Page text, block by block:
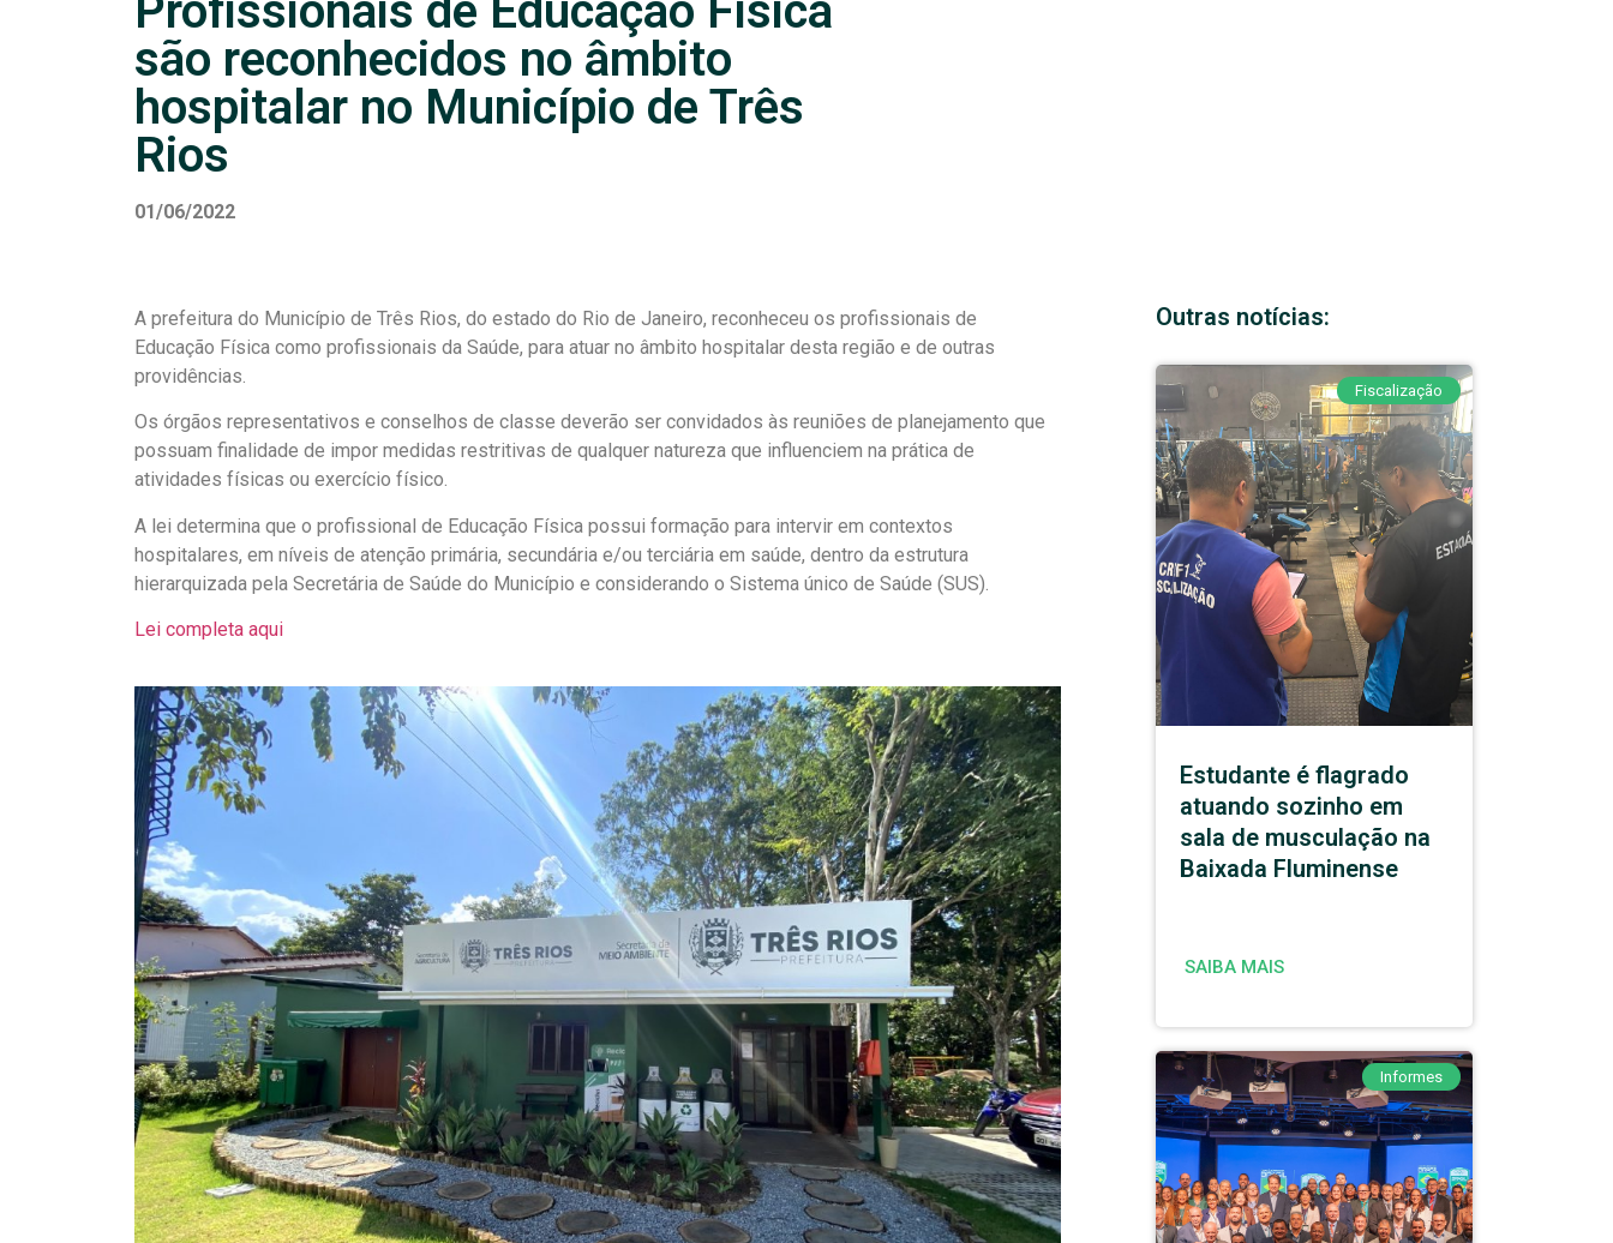
Profissionais de Educação Física
são reconhecidos no âmbito
hospitalar no Município de Três
Rios
01/06/2022
A prefeitura do Município de Três Rios, do estado do Rio de Janeiro, reconheceu os profissionais de
Educação Física como profissionais da Saúde, para atuar no âmbito hospitalar desta região e de outras
providências.
Os órgãos representativos e conselhos de classe deverão ser convidados às reuniões de planejamento que
possuam finalidade de impor medidas restritivas de qualquer natureza que influenciem na prática de
atividades físicas ou exercício físico.
A lei determina que o profissional de Educação Física possui formação para intervir em contextos
hospitalares, em níveis de atenção primária, secundária e/ou terciária em saúde, dentro da estrutura
hierarquizada pela Secretária de Saúde do Município e considerando o Sistema único de Saúde (SUS).
Lei completa aqui
Outras notícias:
Fiscalização
Estudante é flagrado
atuando sozinho em
sala de musculação na
Baixada Fluminense
SAIBA MAIS
Informes